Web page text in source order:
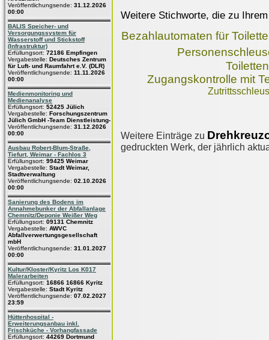
Veröffentlichungsende: 31.12.2026
00:00
BALIS Speicher- und
Versorgungssystem für
Wasserstoff und Stickstoff
(Infrastruktur)
Erfüllungsort: 72186 Empfingen
Vergabestelle: Deutsches Zentrum
für Luft- und Raumfahrt e.V. (DLR)
Veröffentlichungsende: 11.11.2026
00:00
Medienmonitoring und
Medienanalyse
Erfüllungsort: 52425 Jülich
Vergabestelle: Forschungszentrum
Jülich GmbH -Team Dienstleistung-
Veröffentlichungsende: 31.12.2026
00:00
Ausbau Robert-Blum-Straße,
Tiefurt, Weimar - Fachlos 3
Erfüllungsort: 99425 Weimar
Vergabestelle: Stadt Weimar,
Stadtverwaltung
Veröffentlichungsende: 02.10.2026
00:00
Sanierung des Bodens im
Annahmebunker der Abfallanlage
Chemnitz/Deponie Weißer Weg
Erfüllungsort: 09131 Chemnitz
Vergabestelle: AWVC
Abfallverwertungsgesellschaft
mbH
Veröffentlichungsende: 31.01.2027
00:00
Kultur/Kloster/Kyritz Los K017
Malerarbeiten
Erfüllungsort: 16866 16866 Kyritz
Vergabestelle: Stadt Kyritz
Veröffentlichungsende: 07.02.2027
23:59
Hüttenhospital -
Erweiterungsanbau inkl.
Frischküche - Vorhangfassade
Erfüllungsort: 44269 Dortmund
Weitere Stichworte, die zu
Bezahlautomaten für
Zugangskontrolle mit
Weitere Einträge zu
gedruckten Werk, der jährlich